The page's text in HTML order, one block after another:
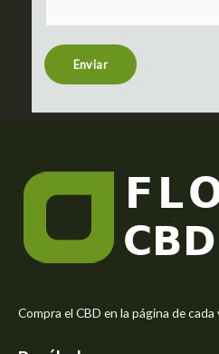
t
r
s
e
Enviar
Compra el CBD en la página de